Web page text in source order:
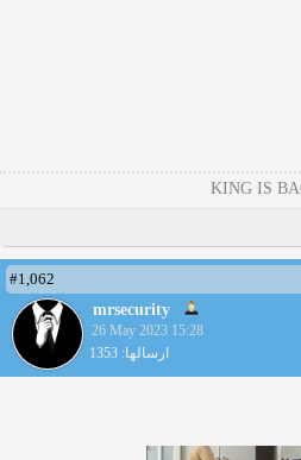
KING IS
#1,062
mrsecurity
26 May 2023 15:28
ارسالها: 1353